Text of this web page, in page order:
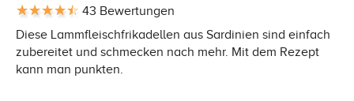
43 Bewertungen
Diese Lammfleischfrikadellen aus Sardinien sind einfach
zubereitet und schmecken nach mehr. Mit dem Rezept
kann man punkten.